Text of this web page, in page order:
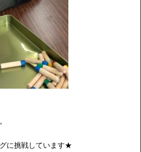
に挑戦しています★